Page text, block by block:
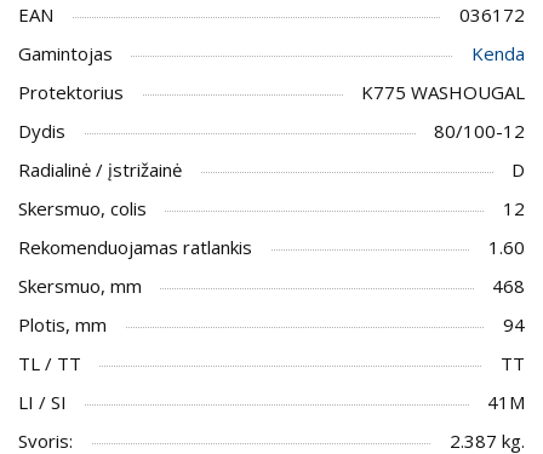
EAN
036172
Gamintojas
Kenda
Protektorius
K775 WASHOUGAL
Dydis
80/100-12
Radialinė / įstrižainė
D
Skersmuo, colis
12
Rekomenduojamas ratlankis
1.60
Skersmuo, mm
468
Plotis, mm
94
TL / TT
TT
LI / SI
41M
Svoris:
2.387 kg.